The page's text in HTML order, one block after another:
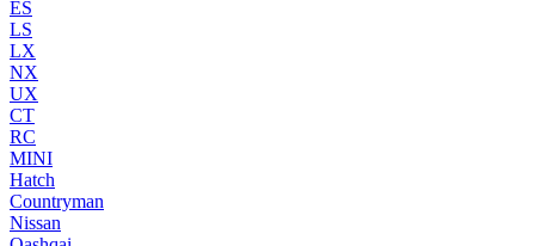
ES
LS
LX
NX
UX
CT
RC
MINI
Hatch
Countryman
Nissan